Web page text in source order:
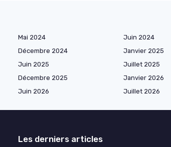
Mai 2024 Juin 2024
Décembre 2024 Janvier 2025
Juin 2025 Juillet 2025
Décembre 2025 Janvier 2026
Juin 2026 Juillet 2026
Les derniers articles